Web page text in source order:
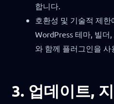
합니다.
호환성 및 기술적 제
WordPress 테마, 빌더
와 함께 플러그인을 사
3. 업데이트,